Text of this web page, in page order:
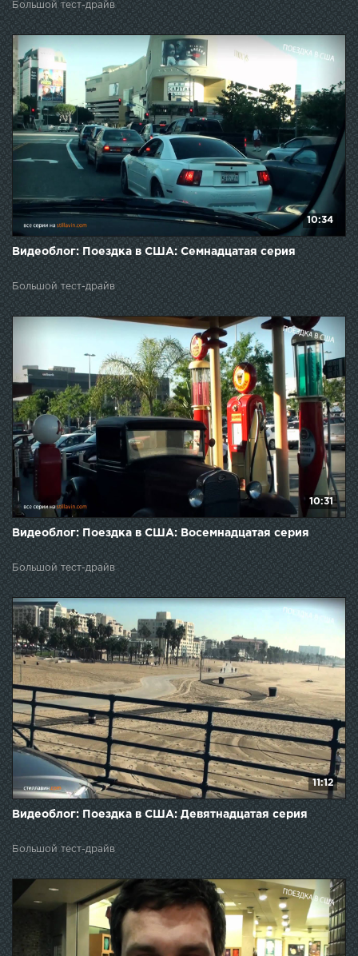
Большой тест-драйв
10:34
Видеоблог: Поездка в США: Семнадцатая серия
Большой тест-драйв
10:31
Видеоблог: Поездка в США: Восемнадцатая серия
Большой тест-драйв
11:12
Видеоблог: Поездка в США: Девятнадцатая серия
Большой тест-драйв